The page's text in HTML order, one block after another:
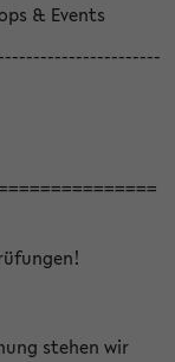
& Events
stehen wir